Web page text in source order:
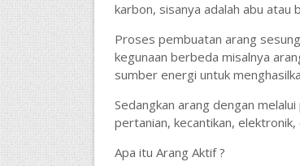
karbon, sisanya adalah abu atau
Proses pembuatan arang
kegunaan berbeda misalnya
sumber energi untuk
Sedangkan arang dengan
pertanian, kecantikan,
Apa itu Arang Aktif ?